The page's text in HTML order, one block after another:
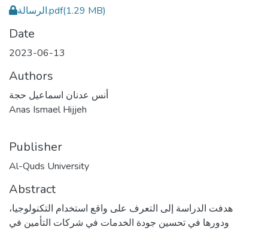
الرسالة.pdf(1.29 MB)
Date
2023-06-13
Authors
أنس عدنان اسماعيل حجة
Anas Ismael Hijjeh
Publisher
Al-Quds University
Abstract
هدفت الدراسة إلى التعرف على واقع استخدام التكنولوجيا،
ودورها في تحسين جودة الخدمات في شركات التأمين في